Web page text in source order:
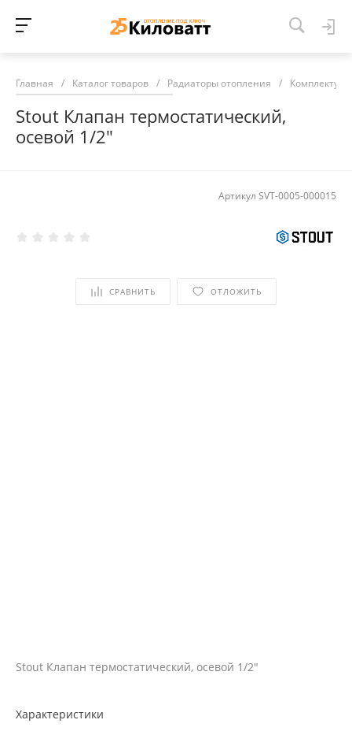
Главная / Каталог товаров / Радиаторы отопления /
Stout Клапан термостатический,
осевой 1/2"
Артикул SVT-0005-000015
СРАВНИТЬ ОТЛОЖИТЬ
Stout Клапан термостатический, осевой 1/2"
Характеристики